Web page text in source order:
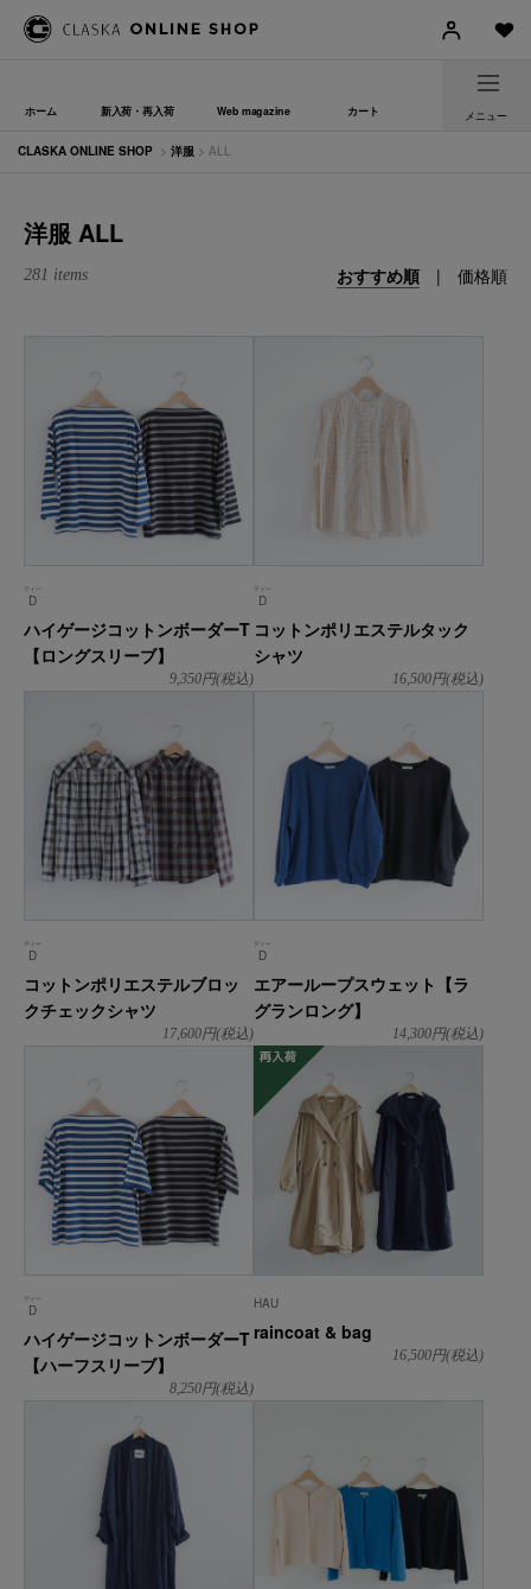
ホーム 新入荷・再入荷 Web magazine カート メニュー
CLASKA ONLINE SHOP > 洋服 > ALL
洋服 ALL
おすすめ順 | 価格順
281 items
D
ディー
ハイゲージコットンボーダーT
【ロングスリーブ】
9,350円(税込)
D
ディー
コットンポリエステルタック
シャツ
16,500円(税込)
D
ディー
コットンポリエステルブロッ
クチェックシャツ
17,600円(税込)
D
ディー
エアーループスウェット【ラ
グランロング】
14,300円(税込)
D
ディー
ハイゲージコットンボーダーT
【ハーフスリーブ】
8,250円(税込)
HAU
raincoat & bag
16,500円(税込)